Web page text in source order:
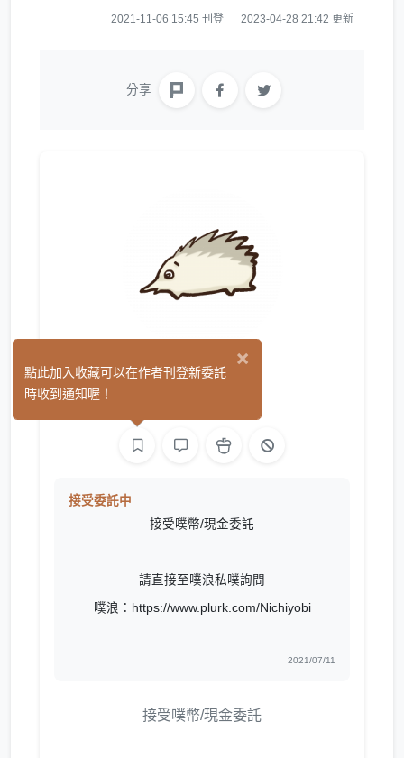
2021-11-06 15:45 刊登 2023-04-28 21:42 更新
分享
七天 (1)
接受委託中
接受噗幣/現金委託
請直接至噗浪私噗詢問
噗浪：https://www.plurk.com/Nichiyobi
2021/07/11
接受噗幣/現金委託
×
點此加入收藏可以在作者刊登新委託
時收到通知喔！